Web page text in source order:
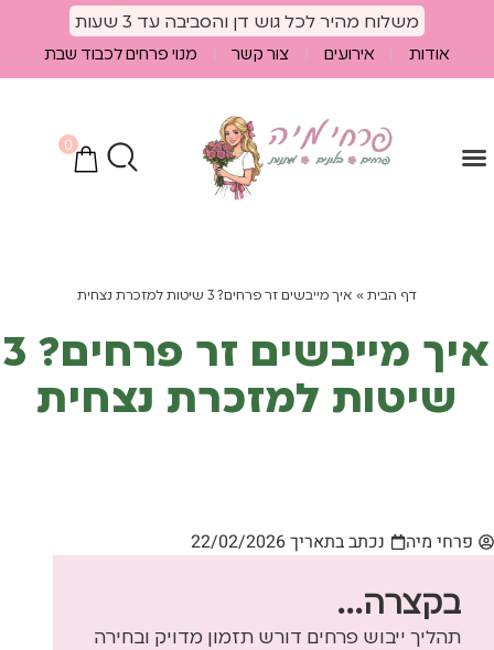
משלוח מהיר לכל גוש דן והסביבה עד 3 שעות
אודות אירועים צור קשר מנוי פרחים לכבוד שבת
0
דף הבית » איך מייבשים זר פרחים? 3 שיטות למזכרת נצחית
איך מייבשים זר פרחים? 3
שיטות למזכרת נצחית
פרחי מיה נכתב בתאריך22/02/2026
בקצרה...
תהליך ייבוש פרחים דורש תזמון מדויק ובחירה